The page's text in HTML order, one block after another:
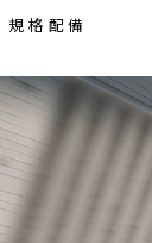
規格配備